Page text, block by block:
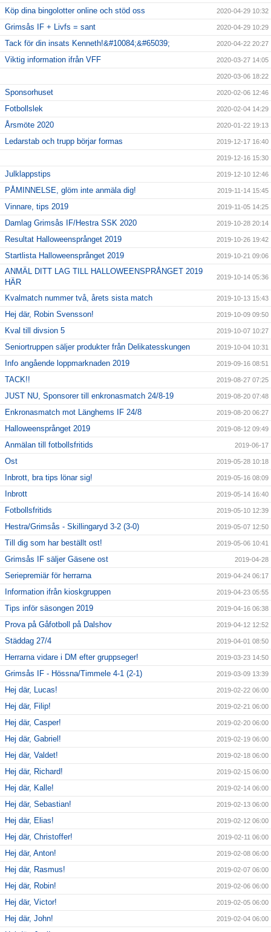
Köp dina bingolotter online och stöd oss 2020-04-29 10:32
Grimsås IF + Livfs = sant 2020-04-29 10:29
Tack för din insats Kenneth!&#10084;&#65039; 2020-04-22 20:27
Viktig information ifrån VFF 2020-03-27 14:05
2020-03-06 18:22
Sponsorhuset 2020-02-06 12:46
Fotbollslek 2020-02-04 14:29
Årsmöte 2020 2020-01-22 19:13
Ledarstab och trupp börjar formas 2019-12-17 16:40
2019-12-16 15:30
Julklappstips 2019-12-10 12:46
PÅMINNELSE, glöm inte anmäla dig! 2019-11-14 15:45
Vinnare, tips 2019 2019-11-05 14:25
Damlag Grimsås IF/Hestra SSK 2020 2019-10-28 20:14
Resultat Halloweensprånget 2019 2019-10-26 19:42
Startlista Halloweensprånget 2019 2019-10-21 09:06
ANMÄL DITT LAG TILL HALLOWEENSPRÅNGET 2019
HÄR
2019-10-14 05:36
Kvalmatch nummer två, årets sista match 2019-10-13 15:43
Hej där, Robin Svensson! 2019-10-09 09:50
Kval till divsion 5 2019-10-07 10:27
Seniortruppen säljer produkter från Delikatesskungen 2019-10-04 10:31
Info angående loppmarknaden 2019 2019-09-16 08:51
TACK!! 2019-08-27 07:25
JUST NU, Sponsorer till enkronasmatch 24/8-19 2019-08-20 07:48
Enkronasmatch mot Länghems IF 24/8 2019-08-20 06:27
Halloweensprånget 2019 2019-08-12 09:49
Anmälan till fotbollsfritids 2019-06-17
Ost 2019-05-28 10:18
Inbrott, bra tips lönar sig! 2019-05-16 08:09
Inbrott 2019-05-14 16:40
Fotbollsfritids 2019-05-10 12:39
Hestra/Grimsås - Skillingaryd 3-2 (3-0) 2019-05-07 12:50
Till dig som har beställt ost! 2019-05-06 10:41
Grimsås IF säljer Gäsene ost 2019-04-28
Seriepremiär för herrarna 2019-04-24 06:17
Information ifrån kioskgruppen 2019-04-23 05:55
Tips inför säsongen 2019 2019-04-16 06:38
Prova på Gåfotboll på Dalshov 2019-04-12 12:52
Städdag 27/4 2019-04-01 08:50
Herrarna vidare i DM efter gruppseger! 2019-03-23 14:50
Grimsås IF - Hössna/Timmele 4-1 (2-1) 2019-03-09 13:39
Hej där, Lucas! 2019-02-22 06:00
Hej där, Filip! 2019-02-21 06:00
Hej där, Casper! 2019-02-20 06:00
Hej där, Gabriel! 2019-02-19 06:00
Hej där, Valdet! 2019-02-18 06:00
Hej där, Richard! 2019-02-15 06:00
Hej där, Kalle! 2019-02-14 06:00
Hej där, Sebastian! 2019-02-13 06:00
Hej där, Elias! 2019-02-12 06:00
Hej där, Christoffer! 2019-02-11 06:00
Hej där, Anton! 2019-02-08 06:00
Hej där, Rasmus! 2019-02-07 06:00
Hej där, Robin! 2019-02-06 06:00
Hej där, Victor! 2019-02-05 06:00
Hej där, John! 2019-02-04 06:00